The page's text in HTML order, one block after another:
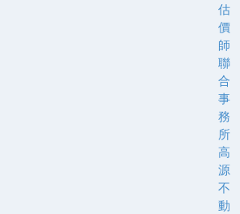
估
價
師
聯
合
事
務
所
高
源
不
動